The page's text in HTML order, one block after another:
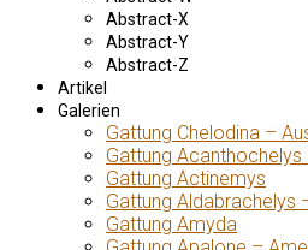
Abstract-X
Abstract-Y
Abstract-Z
Artikel
Galerien
Gattung Chelodina –
Gattung
Gattung Actinemys
Gattung Aldabrachelys
Gattung Amyda